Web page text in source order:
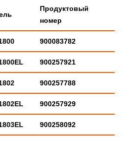
Продуктовый
номер
900083782
900257921
900257788
900257929
900258092